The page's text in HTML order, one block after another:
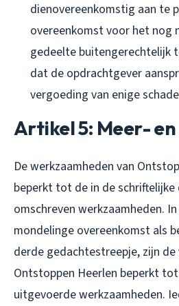
dienovereenkomstig aan te
overeenkomst voor het nog
gedeelte buitengerechtelijk
dat de opdrachtgever
vergoeding van enige
Artikel 5: Meer-
De werkzaamheden van
beperkt tot de in de
omschreven werkzaamheden.
mondelinge overeenkomst als
derde gedachtestreepje, zijn
Ontstoppen Heerlen beperkt
uitgevoerde werkzaamheden.